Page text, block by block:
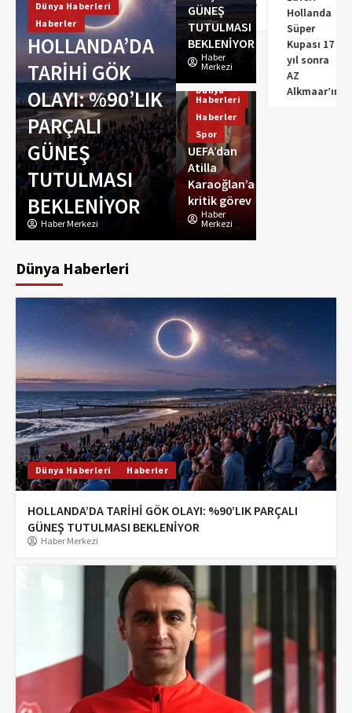
GÜNEŞ
TUTULMASI
BEKLENİYOR
Haber
Merkezi
Dünya
Haberleri
Haberler
Spor
UEFA’dan
Atilla
Karaoğlan’a
kritik görev
Haber
Merkezi
Rotterdam’da
Metro
Seferlerine 10
Günlük
Düzenleme:
Şehir
Merkezinde
Hat Bölündü
Haber Merkezi
Dünya Haberleri
Haberler
UEFA’dan Atilla
Karaoğlan’a
kritik görev
Haber Merkezi
karşılama
kritik görev
Hollanda
Süper
Kupası 17
yıl sonra
AZ
Alkmaar’ın
Dünya Haberleri
Dünya Haberleri Haberler
HOLLANDA’DA TARİHİ GÖK OLAYI: %90’LIK PARÇALI
GÜNEŞ TUTULMASI BEKLENİYOR
Haber Merkezi